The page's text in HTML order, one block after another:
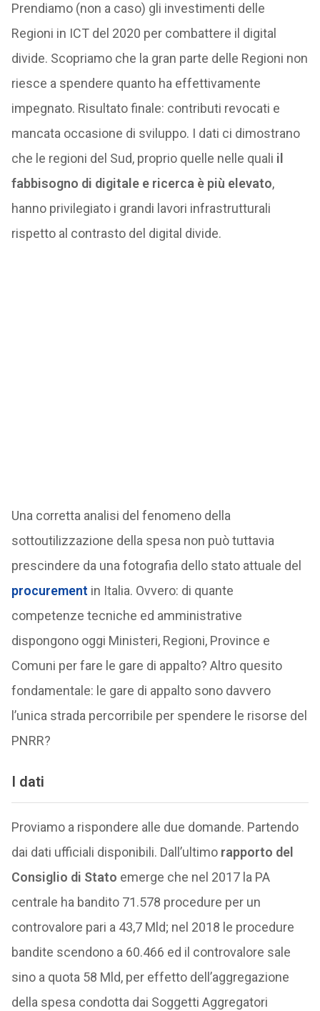
Prendiamo (non a caso) gli investimenti delle
Regioni in ICT del 2020 per combattere il digital
divide. Scopriamo che la gran parte delle Regioni non
riesce a spendere quanto ha effettivamente
impegnato. Risultato finale: contributi revocati e
mancata occasione di sviluppo. I dati ci dimostrano
che le regioni del Sud, proprio quelle nelle quali il
fabbisogno di digitale e ricerca è più elevato,
hanno privilegiato i grandi lavori infrastrutturali
rispetto al contrasto del digital divide.
Una corretta analisi del fenomeno della
sottoutilizzazione della spesa non può tuttavia
prescindere da una fotografia dello stato attuale del
procurement in Italia. Ovvero: di quante
competenze tecniche ed amministrative
dispongono oggi Ministeri, Regioni, Province e
Comuni per fare le gare di appalto? Altro quesito
fondamentale: le gare di appalto sono davvero
l’unica strada percorribile per spendere le risorse del
PNRR?
I dati
Proviamo a rispondere alle due domande. Partendo
dai dati ufficiali disponibili. Dall’ultimo rapporto del
Consiglio di Stato emerge che nel 2017 la PA
centrale ha bandito 71.578 procedure per un
controvalore pari a 43,7 Mld; nel 2018 le procedure
bandite scendono a 60.466 ed il controvalore sale
sino a quota 58 Mld, per effetto dell’aggregazione
della spesa condotta dai Soggetti Aggregatori